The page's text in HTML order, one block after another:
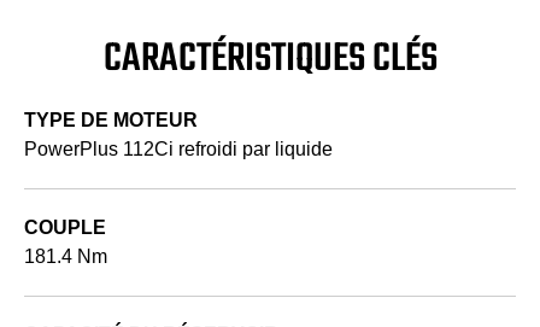
CARACTÉRISTIQUES CLÉS
TYPE DE MOTEUR
PowerPlus 112Ci refroidi par liquide
COUPLE
181.4 Nm